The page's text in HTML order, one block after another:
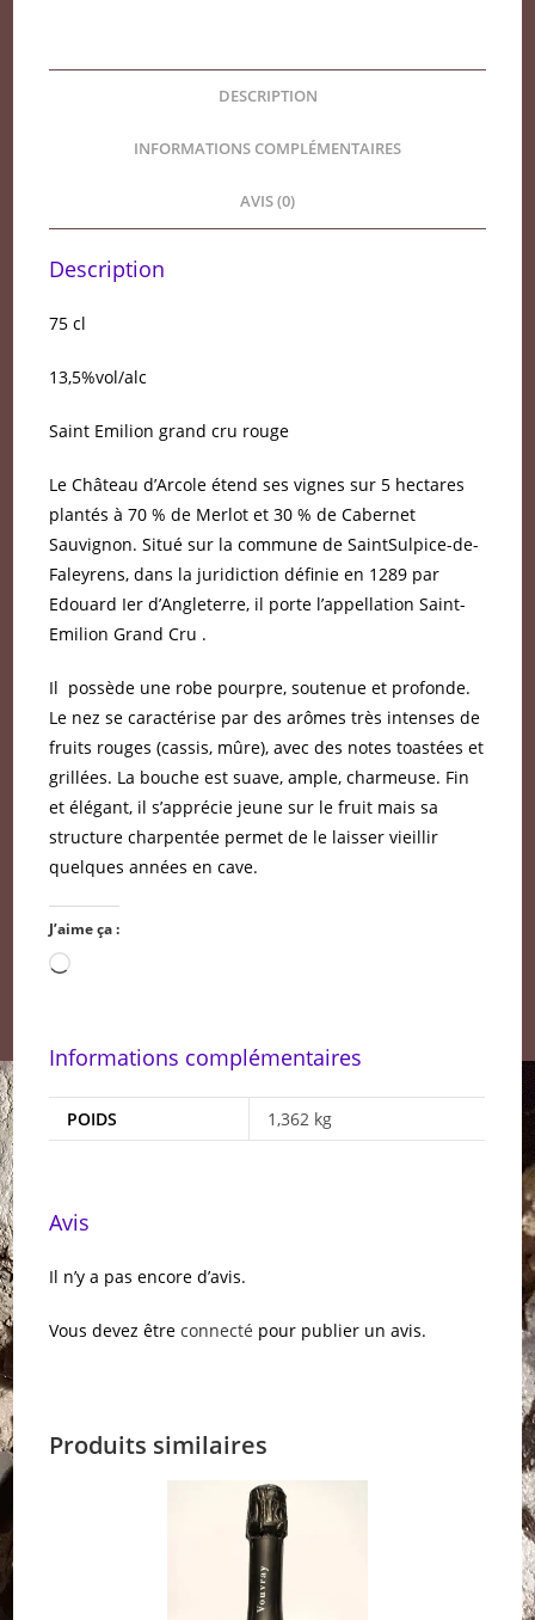
DESCRIPTION
INFORMATIONS COMPLÉMENTAIRES
AVIS (0)
Description
75 cl
13,5%vol/alc
Saint Emilion grand cru rouge
Le Château d’Arcole étend ses vignes sur 5 hectares
plantés à 70 % de Merlot et 30 % de Cabernet
Sauvignon. Situé sur la commune de SaintSulpice-de-
Faleyrens, dans la juridiction définie en 1289 par
Edouard Ier d’Angleterre, il porte l’appellation Saint-
Emilion Grand Cru .
Il possède une robe pourpre, soutenue et profonde.
Le nez se caractérise par des arômes très intenses de
fruits rouges (cassis, mûre), avec des notes toastées et
grillées. La bouche est suave, ample, charmeuse. Fin
et élégant, il s’apprécie jeune sur le fruit mais sa
structure charpentée permet de le laisser vieillir
quelques années en cave.
J’aime ça :
Chargement…
Informations complémentaires
POIDS 1,362 kg
Avis
Il n’y a pas encore d’avis.
Vous devez êtreconnecté pour publier un avis.
Produits similaires